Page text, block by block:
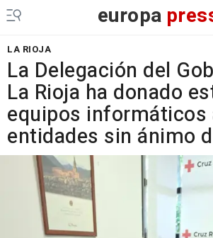
europa
LA RIOJA
La Delegación del
La Rioja ha donado
equipos informáticos
entidades sin ánimo